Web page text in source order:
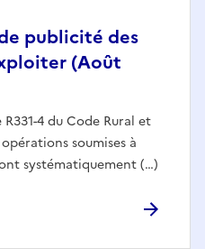
publicité des
(Août
4 du Code Rural et
soumises à
systématiquement (…)